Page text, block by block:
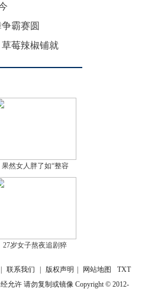
霸赛圆
草莓辣椒铺就
果然女人胖了如“整容
27岁女子熬夜追剧猝
联系我们 版权声明 网站地图
TXT
允许 请勿复制或镜像 Copyright © 2012-